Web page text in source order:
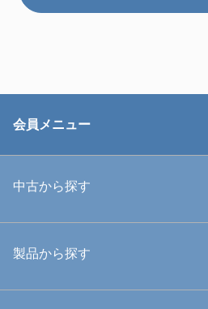
会員メニュー
中古から探す
中古ハウジング
製品から探す